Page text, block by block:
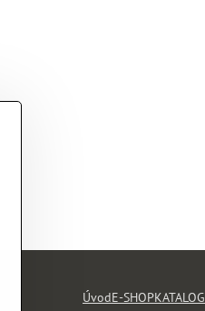
ÚvodE-SHOP